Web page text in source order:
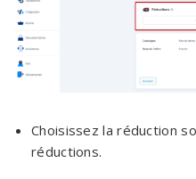
Choisissez la réduction
réductions.